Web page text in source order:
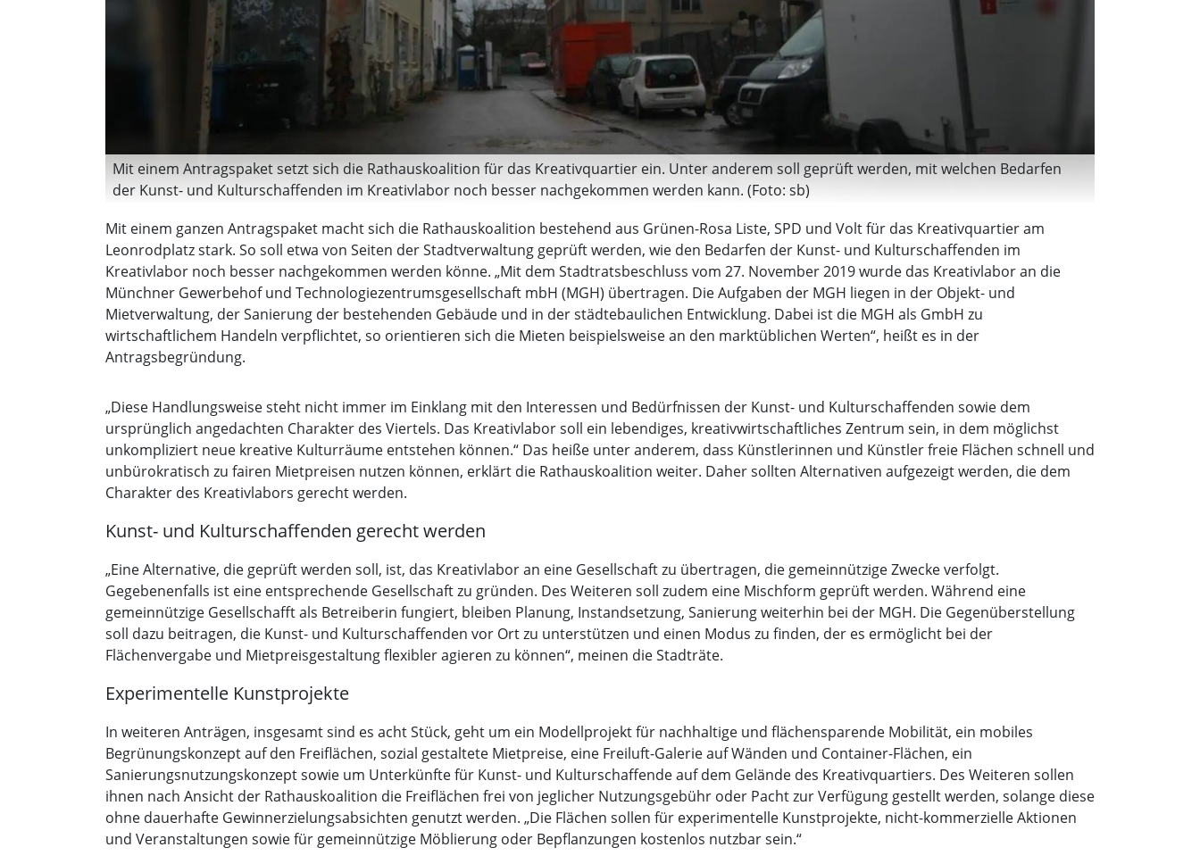
Mit einem Antragspaket setzt sich die Rathauskoalition für das Kreativquartier ein. Unter anderem soll geprüft werden, mit welchen Bedarfen
der Kunst- und Kulturschaffenden im Kreativlabor noch besser nachgekommen werden kann. (Foto: sb)
Mit einem ganzen Antragspaket macht sich die Rathauskoalition bestehend aus Grünen-Rosa Liste, SPD und Volt für das Kreativquartier am
Leonrodplatz stark. So soll etwa von Seiten der Stadtverwaltung geprüft werden, wie den Bedarfen der Kunst- und Kulturschaffenden im
Kreativlabor noch besser nachgekommen werden könne. „Mit dem Stadtratsbeschluss vom 27. November 2019 wurde das Kreativlabor an die
Münchner Gewerbehof und Technologiezentrumsgesellschaft mbH (MGH) übertragen. Die Aufgaben der MGH liegen in der Objekt- und
Mietverwaltung, der Sanierung der bestehenden Gebäude und in der städtebaulichen Entwicklung. Dabei ist die MGH als GmbH zu
wirtschaftlichem Handeln verpflichtet, so orientieren sich die Mieten beispielsweise an den marktüblichen Werten“, heißt es in der
Antragsbegründung.
„Diese Handlungsweise steht nicht immer im Einklang mit den Interessen und Bedürfnissen der Kunst- und Kulturschaffenden sowie dem
ursprünglich angedachten Charakter des Viertels. Das Kreativlabor soll ein lebendiges, kreativwirtschaftliches Zentrum sein, in dem möglichst
unkompliziert neue kreative Kulturräume entstehen können.“ Das heiße unter anderem, dass Künstlerinnen und Künstler freie Flächen schnell und
unbürokratisch zu fairen Mietpreisen nutzen können, erklärt die Rathauskoalition weiter. Daher sollten Alternativen aufgezeigt werden, die dem
Charakter des Kreativlabors gerecht werden.
Kunst- und Kulturschaffenden gerecht werden
„Eine Alternative, die geprüft werden soll, ist, das Kreativlabor an eine Gesellschaft zu übertragen, die gemeinnützige Zwecke verfolgt.
Gegebenenfalls ist eine entsprechende Gesellschaft zu gründen. Des Weiteren soll zudem eine Mischform geprüft werden. Während eine
gemeinnützige Gesellschafft als Betreiberin fungiert, bleiben Planung, Instandsetzung, Sanierung weiterhin bei der MGH. Die Gegenüberstellung
soll dazu beitragen, die Kunst- und Kulturschaffenden vor Ort zu unterstützen und einen Modus zu finden, der es ermöglicht bei der
Flächenvergabe und Mietpreisgestaltung flexibler agieren zu können“, meinen die Stadträte.
Experimentelle Kunstprojekte
In weiteren Anträgen, insgesamt sind es acht Stück, geht um ein Modellprojekt für nachhaltige und flächensparende Mobilität, ein mobiles
Begrünungskonzept auf den Freiflächen, sozial gestaltete Mietpreise, eine Freiluft-Galerie auf Wänden und Container-Flächen, ein
Sanierungsnutzungskonzept sowie um Unterkünfte für Kunst- und Kulturschaffende auf dem Gelände des Kreativquartiers. Des Weiteren sollen
ihnen nach Ansicht der Rathauskoalition die Freiflächen frei von jeglicher Nutzungsgebühr oder Pacht zur Verfügung gestellt werden, solange diese
ohne dauerhafte Gewinnerzielungsabsichten genutzt werden. „Die Flächen sollen für experimentelle Kunstprojekte, nicht-kommerzielle Aktionen
und Veranstaltungen sowie für gemeinnützige Möblierung oder Bepflanzungen kostenlos nutzbar sein.“